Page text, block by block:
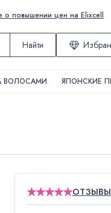
о повышении цен на Elixcell
Найти
ВОЛОСАМИ ЯПОНСКИЕ